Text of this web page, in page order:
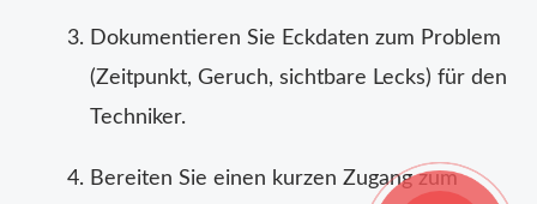
Dokumentieren Sie Eckdaten zum Problem
(Zeitpunkt, Geruch, sichtbare Lecks) für den
Techniker.
Bereiten Sie einen kurzen Zugang zum